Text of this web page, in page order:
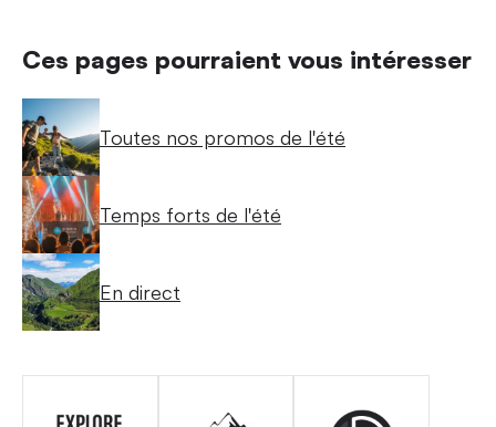
Ces pages pourraient vous intéresser
Toutes nos promos de l'été
Temps forts de l'été
En direct